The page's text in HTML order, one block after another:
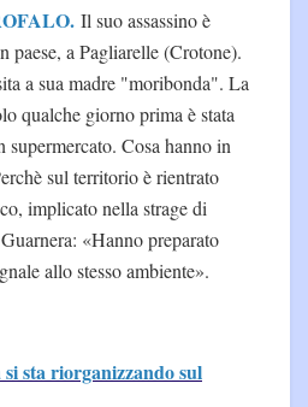
. Il suo assassino è
paese, a Pagliarelle (Crotone).
a sua madre "moribonda". La
qualche giorno prima è stata
supermercato. Cosa hanno in
sul territorio è rientrato
implicato nella strage di
«Hanno preparato
allo stesso ambiente».
sta riorganizzando sul